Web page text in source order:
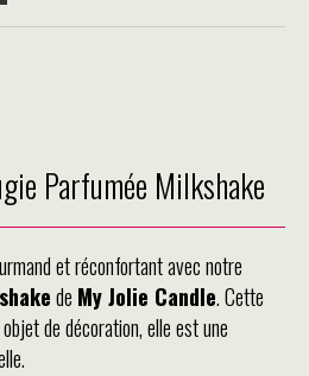
Parfumée Milkshake
et réconfortant avec notre
de My Jolie Candle. Cette
de décoration, elle est une